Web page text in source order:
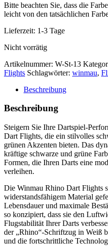
Bitte beachten Sie, dass die
leicht von den tatsächlichen
Lieferzeit: 1-3 Tage
Nicht vorrätig
Artikelnummer: W-St-13
Flights Schlagwörter: winmau,
Beschreibung
Beschreibung
Steigern Sie Ihre Dartspiel-
Dart Flights, die ein stilvolles
grünen Akzenten bieten. Das
kräftige schwarze und grüne
Formen, die Ihren Darts eine
verleihen.
Die Winmau Rhino Dart Flights
widerstandsfähigem Material
Lebensdauer und maximale
so konzipiert, dass sie den
Flugstabilität Ihrer Darts
der „Rhino“-Schriftzug in Weiß
und die fortschrittliche